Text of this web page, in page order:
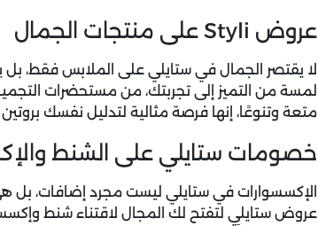
عروض Styli على منتجات الجمال
لا يقتصر الجمال في ستايلي على الملابس فقط،
لمسة من التميز إلى تجربتك، من مستحضرات
متعة وتنوعًا، إنها فرصة مثالية لتدليل نفسك
خصومات ستايلي على الشنط
الإكسسوارات في ستايلي ليست مجرد إضافات، بل
عروض ستايلي لتفتح لك المجال لاقتناء شنط